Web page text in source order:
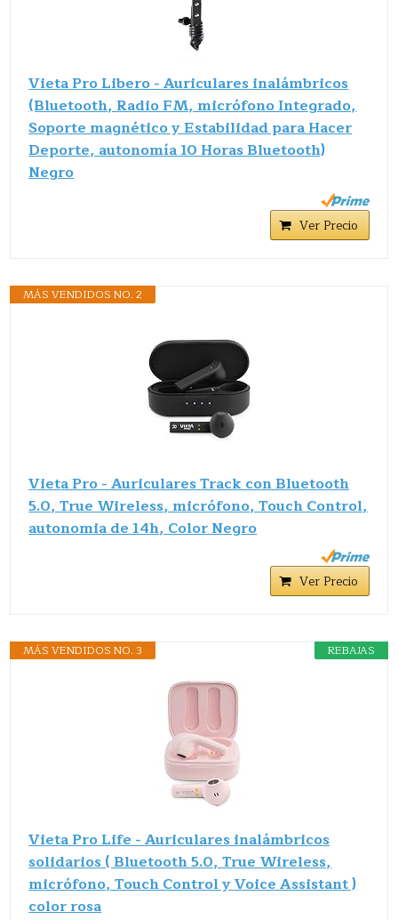
Vieta Pro Libero - Auriculares inalámbricos
(Bluetooth, Radio FM, micrófono Integrado,
Soporte magnético y Estabilidad para Hacer
Deporte, autonomía 10 Horas Bluetooth)
Negro
Ver Precio
MÁS VENDIDOS NO. 2
Vieta Pro - Auriculares Track con Bluetooth
5.0, True Wireless, micrófono, Touch Control,
autonomia de 14h, Color Negro
Ver Precio
REBAJAS
MÁS VENDIDOS NO. 3
Vieta Pro Life - Auriculares inalámbricos
solidarios ( Bluetooth 5.0, True Wireless,
micrófono, Touch Control y Voice Assistant )
color rosa